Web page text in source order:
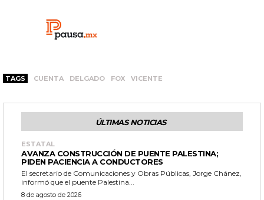
TAGS CUENTA DELGADO FOX VICENTE
ÚLTIMAS NOTICIAS
ESTATAL
AVANZA CONSTRUCCIÓN DE PUENTE PALESTINA;
PIDEN PACIENCIA A CONDUCTORES
El secretario de Comunicaciones y Obras Públicas, Jorge Chánez,
informó que el puente Palestina...
8 de agosto de 2026